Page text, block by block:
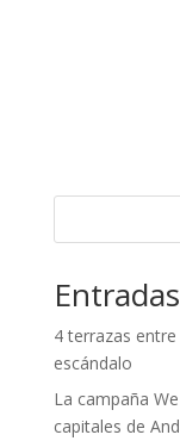
4 terrazas
escándalo
La campaña
capitales de